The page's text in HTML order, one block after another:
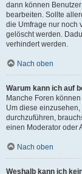
dann können
bearbeiten. Sollte
die Umfrage nur noch
gelöscht werden.
verhindert werden.
Nach oben
Warum kann ich auf
Manche Foren
Um diese
durchzuführen,
einen Moderator oder
Nach oben
Weshalb kann ich